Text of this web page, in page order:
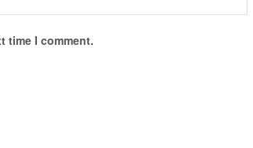
time I comment.